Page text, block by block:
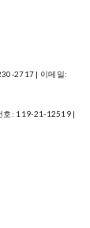
2717 | 이메일:
호: 119-21-12519 |